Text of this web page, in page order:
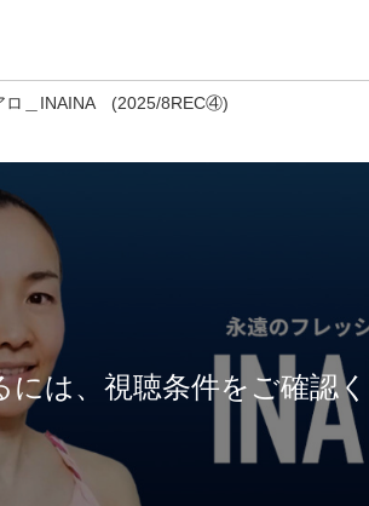
ロ＿INAINA (2025/8REC④)
には、視聴条件をご確認